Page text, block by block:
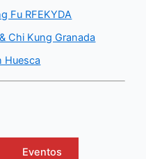
Fu RFEKYDA
Chi Kung Granada
Huesca
Eventos